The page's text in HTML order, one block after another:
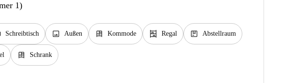
1)
Schreibtisch image Außen dresser Kommode shelves Regal package Abstellraum
dresser Schrank